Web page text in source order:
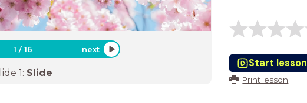
1 /16 next
1: Slide
Start lesson
Print lesson